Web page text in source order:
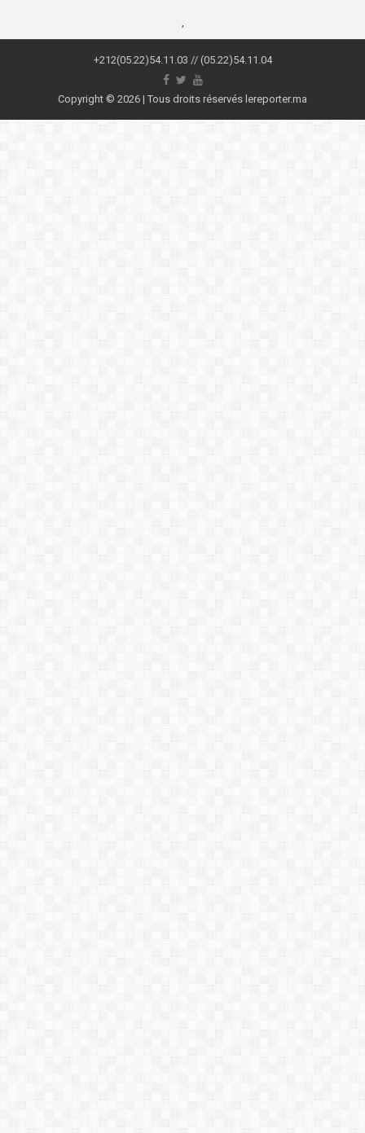
,
+212(05.22)54.11.03 // (05.22)54.11.04
Copyright © 2026 | Tous droits réservés lereporter.ma